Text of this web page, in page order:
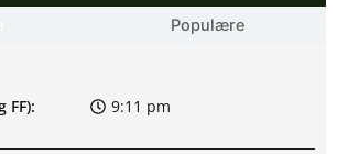
Populære
FF):
9:11 pm